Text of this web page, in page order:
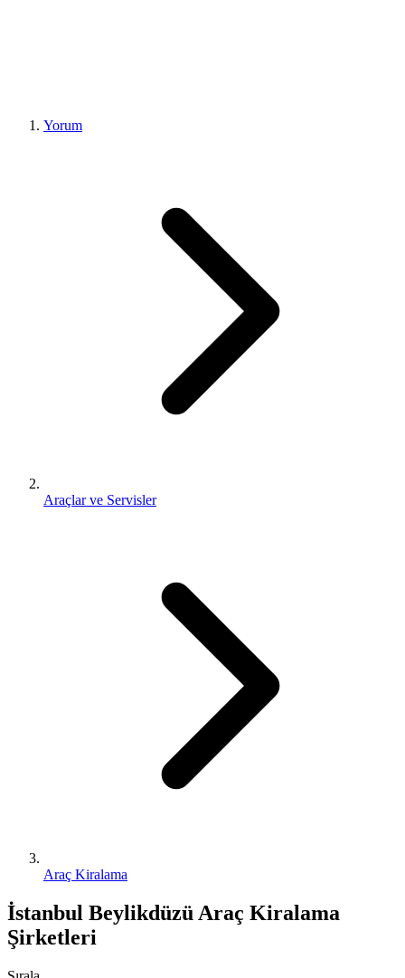
Yorum
Araçlar ve Servisler
Araç Kiralama
İstanbul Beylikdüzü Araç Kiralama
Şirketleri